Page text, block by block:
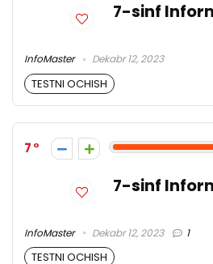
7-sinf
InfoMaster Dekabr 12, 2023
TESTNI OCHISH
7
7-sinf
InfoMaster Dekabr 12, 2023 1
TESTNI OCHISH